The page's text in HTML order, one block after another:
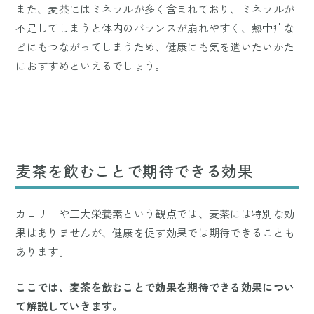
また、麦茶にはミネラルが多く含まれており、ミネラルが
不足してしまうと体内のバランスが崩れやすく、熱中症な
どにもつながってしまうため、健康にも気を遣いたいかた
におすすめといえるでしょう。
麦茶を飲むことで期待できる効果
カロリーや三大栄養素という観点では、麦茶には特別な効
果はありませんが、健康を促す効果では期待できることも
あります。
ここでは、麦茶を飲むことで効果を期待できる効果につい
て解説していきます。